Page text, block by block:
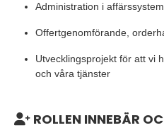
Administration i
Offertgenomförande,
Utvecklingsprojekt för att vi
och våra tjänster
ROLLEN INNEBÄR